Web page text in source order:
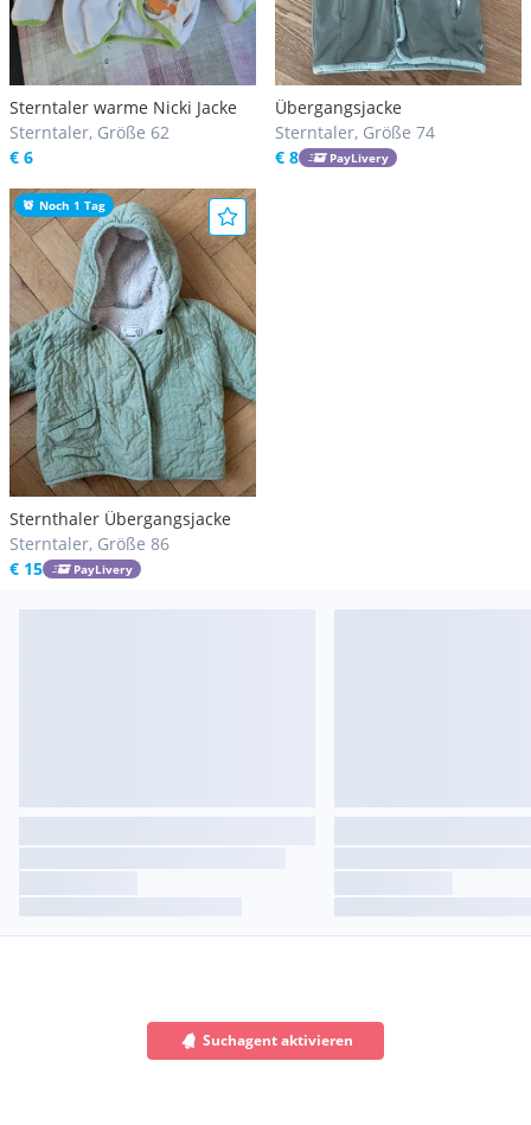
Sterntaler warme Nicki Jacke
Sterntaler, Größe 62
€ 6
Übergangsjacke
Sterntaler, Größe 74
€ 8
PayLivery
Noch 1 Tag
Sternthaler Übergangsjacke
Sterntaler, Größe 86
€ 15
PayLivery
Suchagent aktivieren